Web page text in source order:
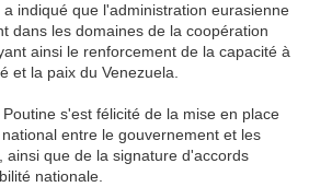
indiqué que l'administration eurasienne
dans les domaines de la coopération
ainsi le renforcement de la capacité à
et la paix du Venezuela.
s'est félicité de la mise en place
entre le gouvernement et les
ainsi que de la signature d'accords
nationale.